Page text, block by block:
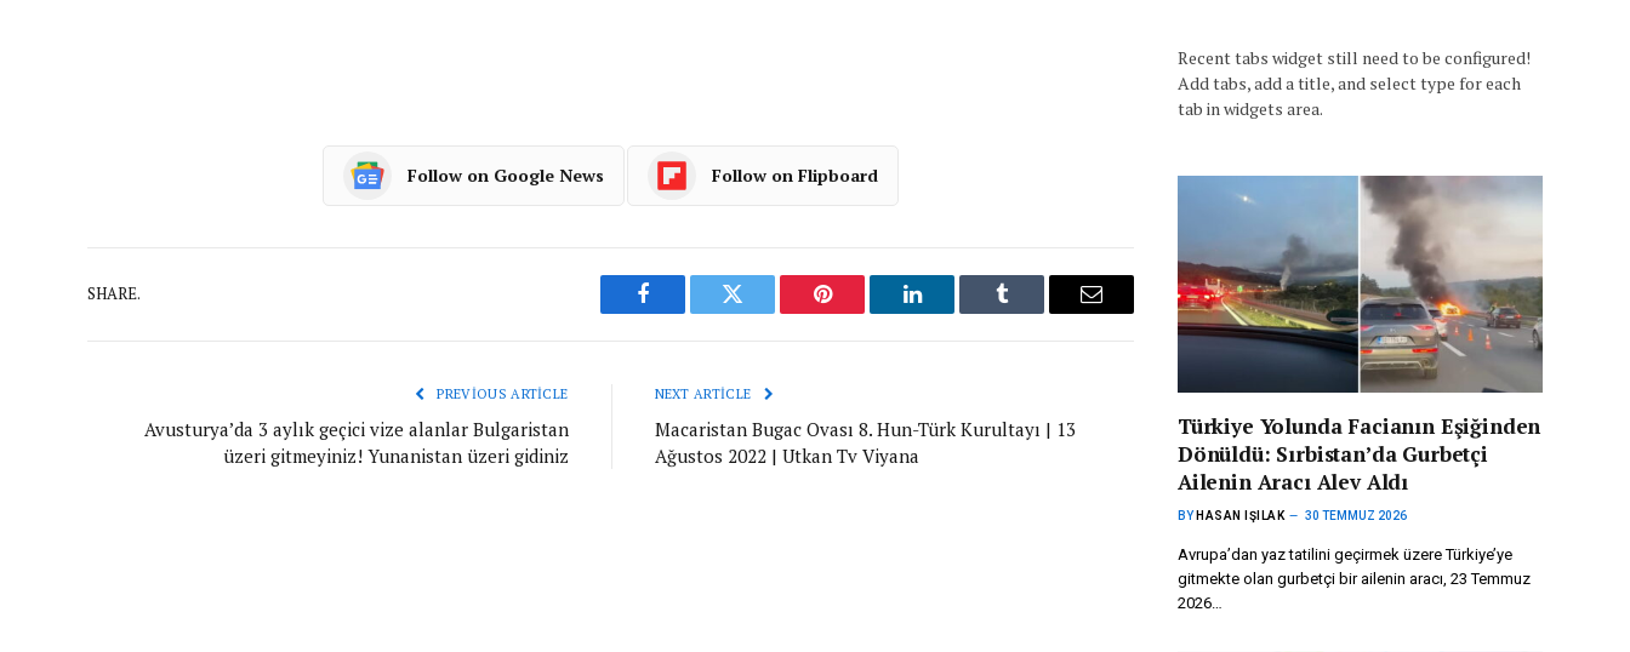
Follow on Google News Follow on Flipboard
SHARE.
Facebook Twitter Pinterest LinkedIn Tumblr Email
PREVIOUS ARTICLE
Avusturya’da 3 aylık geçici vize alanlar Bulgaristan
üzeri gitmeyiniz! Yunanistan üzeri gidiniz
NEXT ARTICLE
Macaristan Bugac Ovası 8. Hun-Türk Kurultayı | 13
Ağustos 2022 | Utkan Tv Viyana
Recent tabs widget still need to be configured!
Add tabs, add a title, and select type for each
tab in widgets area.
Türkiye Yolunda Facianın Eşiğinden
Dönüldü: Sırbistan’da Gurbetçi
Ailenin Aracı Alev Aldı
BY HASAN IŞILAK 30 TEMMUZ 2026
Avrupa’dan yaz tatilini geçirmek üzere Türkiye’ye
gitmekte olan gurbetçi bir ailenin aracı, 23 Temmuz
2026…